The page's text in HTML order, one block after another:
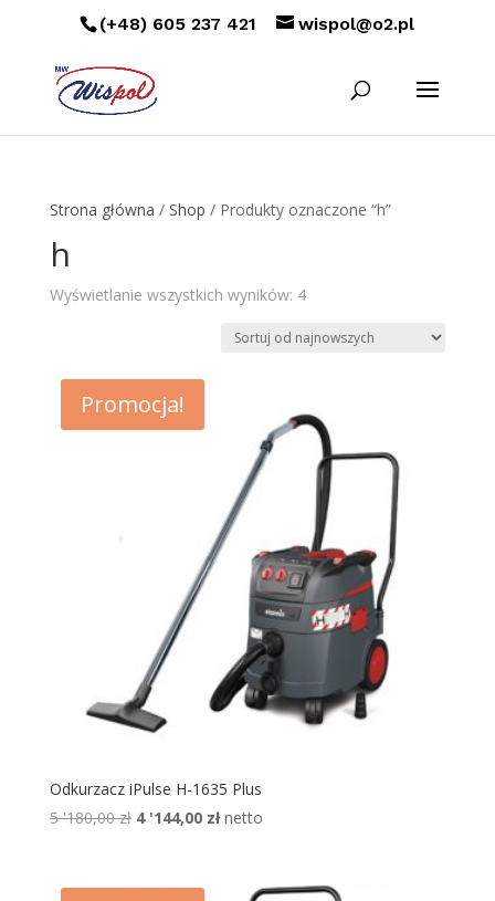
(+48) 605 237 421 wispol@o2.pl
Strona główna / Shop / Produkty oznaczone “h”
h
Wyświetlanie wszystkich wyników: 4Posortowane
najnowszych
Promocja!
Odkurzacz iPulse H-1635 Plus
5 '180,00zł Pierwotna
5
4 '144,00 złAktualna
netto